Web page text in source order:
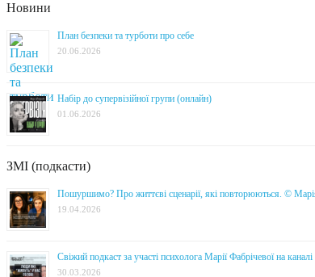
Новини
План безпеки та турботи про себе
20.06.2026
Набір до супервізійної групи (онлайн)
01.06.2026
ЗМІ (подкасти)
Пошуршимо? Про життєві сценарії, які повторюються. ©
19.04.2026
Свіжий подкаст за участі психолога Марії Фабрічевої на
30.03.2026